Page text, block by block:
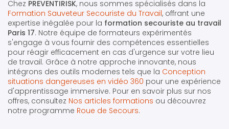
Chez PREVENTIRISK, nous sommes spécialisés dans la
Formation Sauveteur Secouriste du Travail, offrant une
expertise inégalée pour la formation secouriste au travail
Paris 17. Notre équipe de formateurs expérimentés
s'engage à vous fournir des compétences essentielles
pour réagir efficacement en cas d'urgence sur votre lieu
de travail. Grâce à notre approche innovante, nous
intégrons des outils modernes tels que la Conception
situations dangereuses en vidéo 360 pour une expérience
d'apprentissage immersive. Pour en savoir plus sur nos
offres, consultez Nos articles formations ou découvrez
notre programme Roue de Secours.